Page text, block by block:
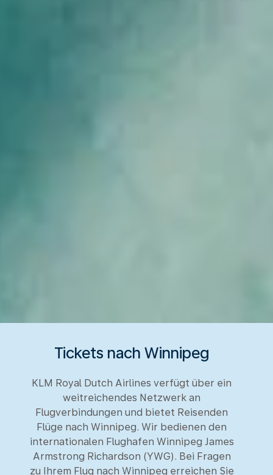
Tickets nach Winnipeg
KLM Royal Dutch Airlines verfügt über ein
weitreichendes Netzwerk an
Flugverbindungen und bietet Reisenden
Flüge nach Winnipeg. Wir bedienen den
internationalen Flughafen Winnipeg James
Armstrong Richardson (YWG). Bei Fragen
zu Ihrem Flug nach Winnipeg erreichen Sie